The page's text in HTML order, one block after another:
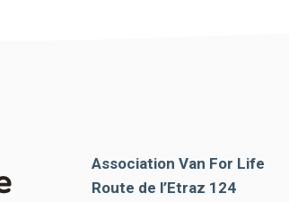
Association Van For Life
Route de l’Etraz 124